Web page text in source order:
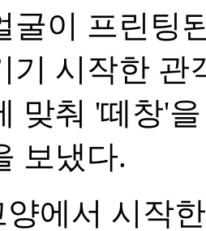
굴이 프린팅
기 시작한 관
맞춰 '떼창'
보냈다.
양에서 시작